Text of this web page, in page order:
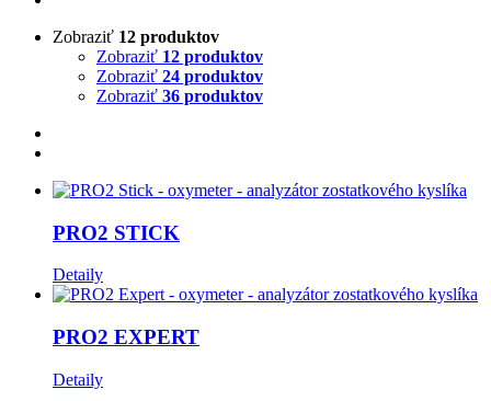
Zobraziť 12 produktov
Zobraziť 12 produktov
Zobraziť 24 produktov
Zobraziť 36 produktov
PRO2 STICK
Detaily
PRO2 EXPERT
Detaily